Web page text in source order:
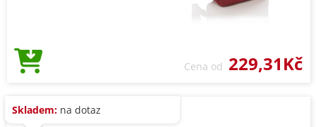
Cena od 229,31Kč
Skladem: na dotaz